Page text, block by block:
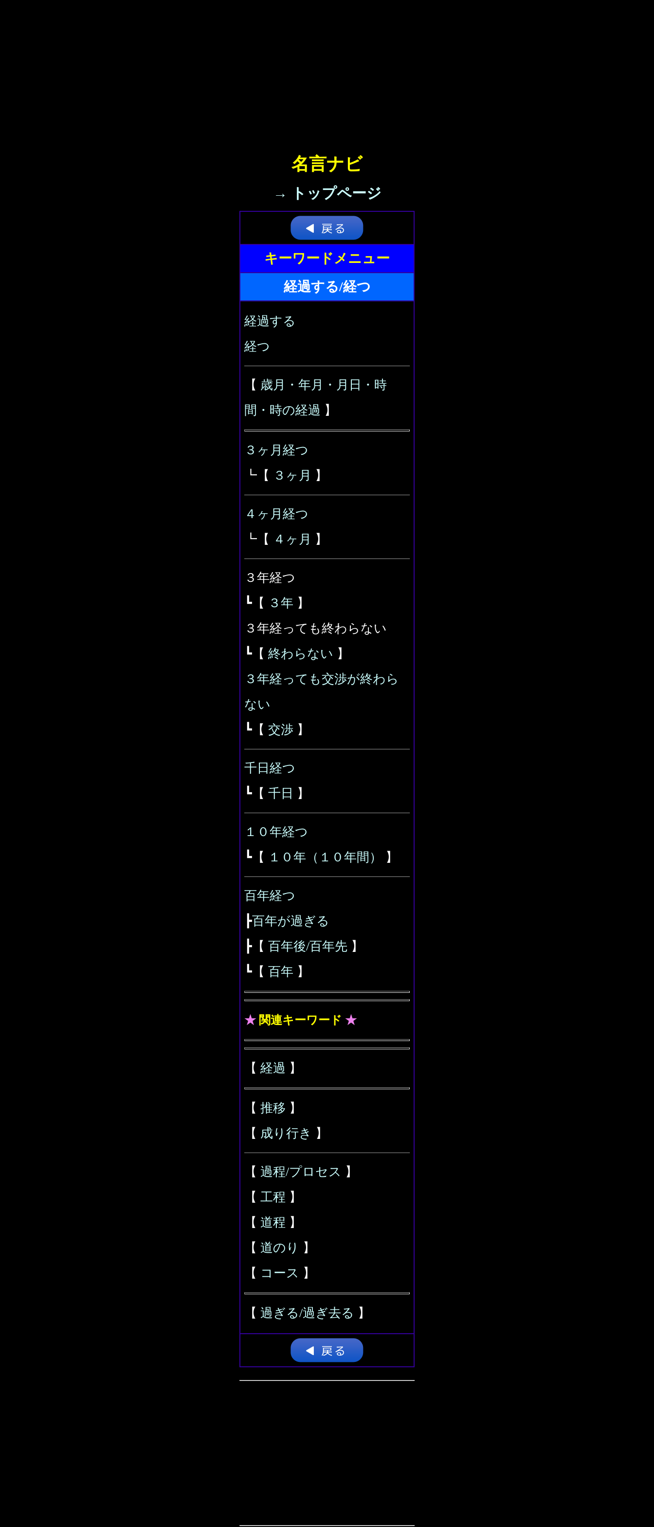
名言ナビ
→ トップページ
キーワードメニュー
経過する/経つ
経過する
経つ
【 歳月・年月・月日・時
間・時の経過 】
３ヶ月経つ
┗【
３ヶ月 】
４ヶ月経つ
┗【
４ヶ月 】
３年経つ
┗【
３年 】
３年経っても終わらない
┗【 終わらない 】
３年経っても交渉が終わら
ない
┗【 交渉 】
千日経つ
┗【 千日 】
１０年経つ
┗【
１０年（１０年間） 】
百年経つ
┣百年が過ぎる
┣【 百年後/百年先 】
┗【 百年 】
★ 関連キーワード ★
【 経過 】
【 推移 】
【 成り行き 】
【 過程/プロセス 】
【 工程 】
【 道程 】
【 道のり
】
【 コース 】
【 過ぎる/過ぎ去る 】